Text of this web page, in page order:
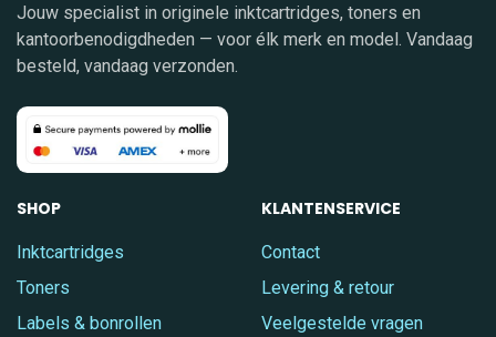
Jouw specialist in originele inktcartridges, toners en
kantoorbenodigdheden — voor élk merk en model. Vandaag
besteld, vandaag verzonden.
SHOP
Inktcartridges
Toners
Labels & bonrollen
KLANTENSERVICE
Contact
Levering & retour
Veelgestelde vragen